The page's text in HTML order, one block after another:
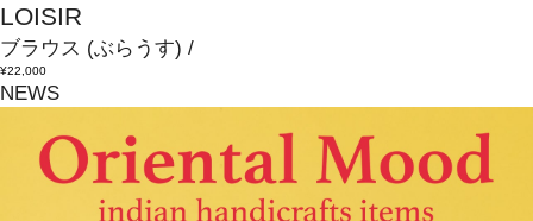
LOISIR
ブラウス (ぶらうす) /
¥22,000
NEWS